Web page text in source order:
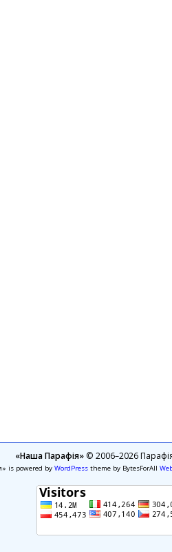
«Наша Парафія»© 2006–2026 Парафія
is powered by WordPresstheme by BytesForAll